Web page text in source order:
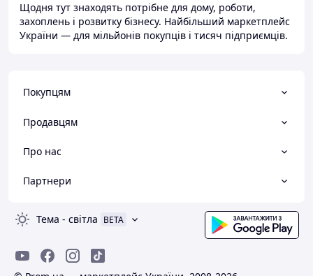
Щодня тут знаходять потрібне для дому, роботи,
захоплень і розвитку бізнесу. Найбільший маркетплейс
України — для мільйонів покупців і тисяч підприємців.
Покупцям
Продавцям
Про нас
Партнери
Тема - світла BETA